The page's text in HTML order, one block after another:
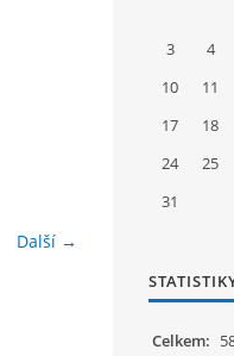
Další →
3
4
10
11
17
18
24
25
31
Celkem: